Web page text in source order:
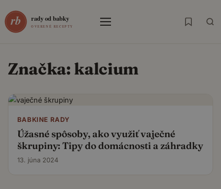
Menu
Značka: kalcium
BABKINE RADY
Úžasné spôsoby, ako využiť vaječné
škrupiny: Tipy do domácnosti a záhradky
13. júna 2024